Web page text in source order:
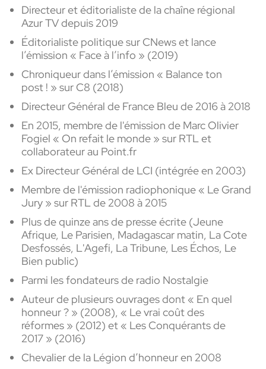
Directeur et éditorialiste de la chaîne régional
Azur TV depuis 2019
Éditorialiste politique sur CNews et lance
l’émission « Face à l’info » (2019)
Chroniqueur dans l’émission « Balance ton
post ! » sur C8 (2018)
Directeur Général de France Bleu de 2016 à 2018
En 2015, membre de l'émission de Marc Olivier
Fogiel « On refait le monde » sur RTL et
collaborateur au Point.fr
Ex Directeur Général de LCI (intégrée en 2003)
Membre de l'émission radiophonique « Le Grand
Jury » sur RTL de 2008 à 2015
Plus de quinze ans de presse écrite (Jeune
Afrique, Le Parisien, Madagascar matin, La Cote
Desfossés, L'Agefi, La Tribune, Les Échos, Le
Bien public)
Parmi les fondateurs de radio Nostalgie
Auteur de plusieurs ouvrages dont « En quel
honneur ? » (2008), « Le vrai coût des
réformes » (2012) et « Les Conquérants de
2017 » (2016)
Chevalier de la Légion d’honneur en 2008